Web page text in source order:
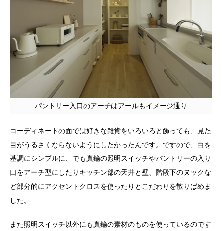
パントリー入口のアーチはアールもイメージ通り
コーディネートの面では好きな雑貨をいろいろと飾っても、見た
目がうるさくならないようにしたかったんです。ですので、白を
基調にシンプルに、でも真鍮の照明スイッチやパントリーの入り
口をアーチ型にしたりキッチン部の天井と壁、階段下のヌックな
ど部分的にアクセントクロスを使ったりとこだわりを散りばめま
した。
また照明スイッチ以外にも真鍮の素材のものを使っているのです